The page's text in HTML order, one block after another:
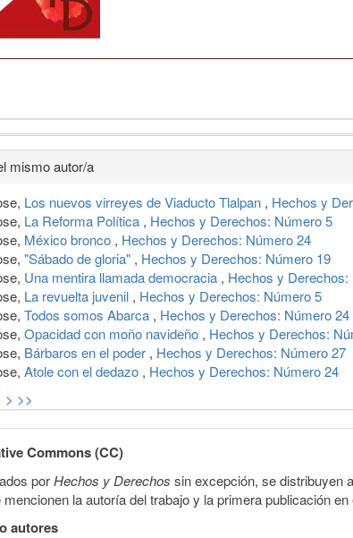
mismo autor/a
Los nuevos virreyes de Viaducto Tlalpan , Hechos y
La Reforma Política , Hechos y Derechos: Número 5
México bronco , Hechos y Derechos: Número 24
"Sábado de gloria" , Hechos y Derechos: Número 19
Una mentira llamada democracia , Hechos y Derechos:
La revuelta juvenil , Hechos y Derechos: Número 5
Todos somos Abarca , Hechos y Derechos: Número 24
Opacidad con moño navideño , Hechos y Derechos:
Bárbaros en el poder , Hechos y Derechos: Número 27
Atole con el dedazo , Hechos y Derechos: Número 24
> >>
Commons (CC)
porHechos y Derechos sin excepción, se distribuyen
la autoría del trabajo y la primera publicación
autores